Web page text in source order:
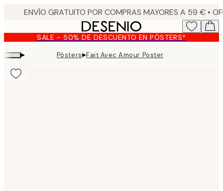
content.SALE - 50% DE DESCUENTO EN PÓSTERS*
▸ Pósters▸Fait Avec Amour Poster